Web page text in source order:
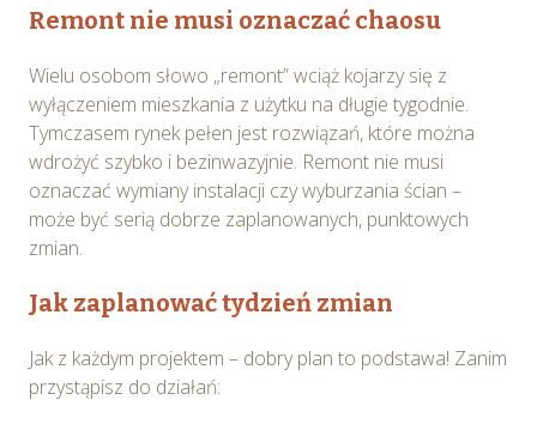
Remont nie musi oznaczać chaosu
Wielu osobom słowo „remont” wciąż kojarzy się z
wyłączeniem mieszkania z użytku na długie tygodnie.
Tymczasem rynek pełen jest rozwiązań, które można
wdrożyć szybko i bezinwazyjnie. Remont nie musi
oznaczać wymiany instalacji czy wyburzania ścian –
może być serią dobrze zaplanowanych, punktowych
zmian.
Jak zaplanować tydzień zmian
Jak z każdym projektem – dobry plan to podstawa! Zanim
przystąpisz do działań: